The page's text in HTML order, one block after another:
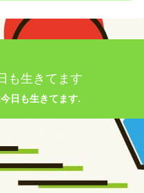
も生きてます
日も生きてます.